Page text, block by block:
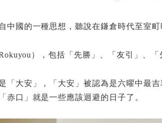
中國的一種思想，聽說在鎌倉時代至室
），包括「先勝」、「友引」、
「大安」，「大安」被認為是六曜中最
赤口」就是一些應該迴避的日子了。